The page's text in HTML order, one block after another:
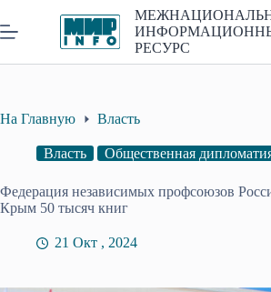
к
сути
РЕСУРС
На Главную Власть
Власть Общественная
Федерация независимых профсоюзов
Крым 50 тысяч книг
21 Окт , 2024